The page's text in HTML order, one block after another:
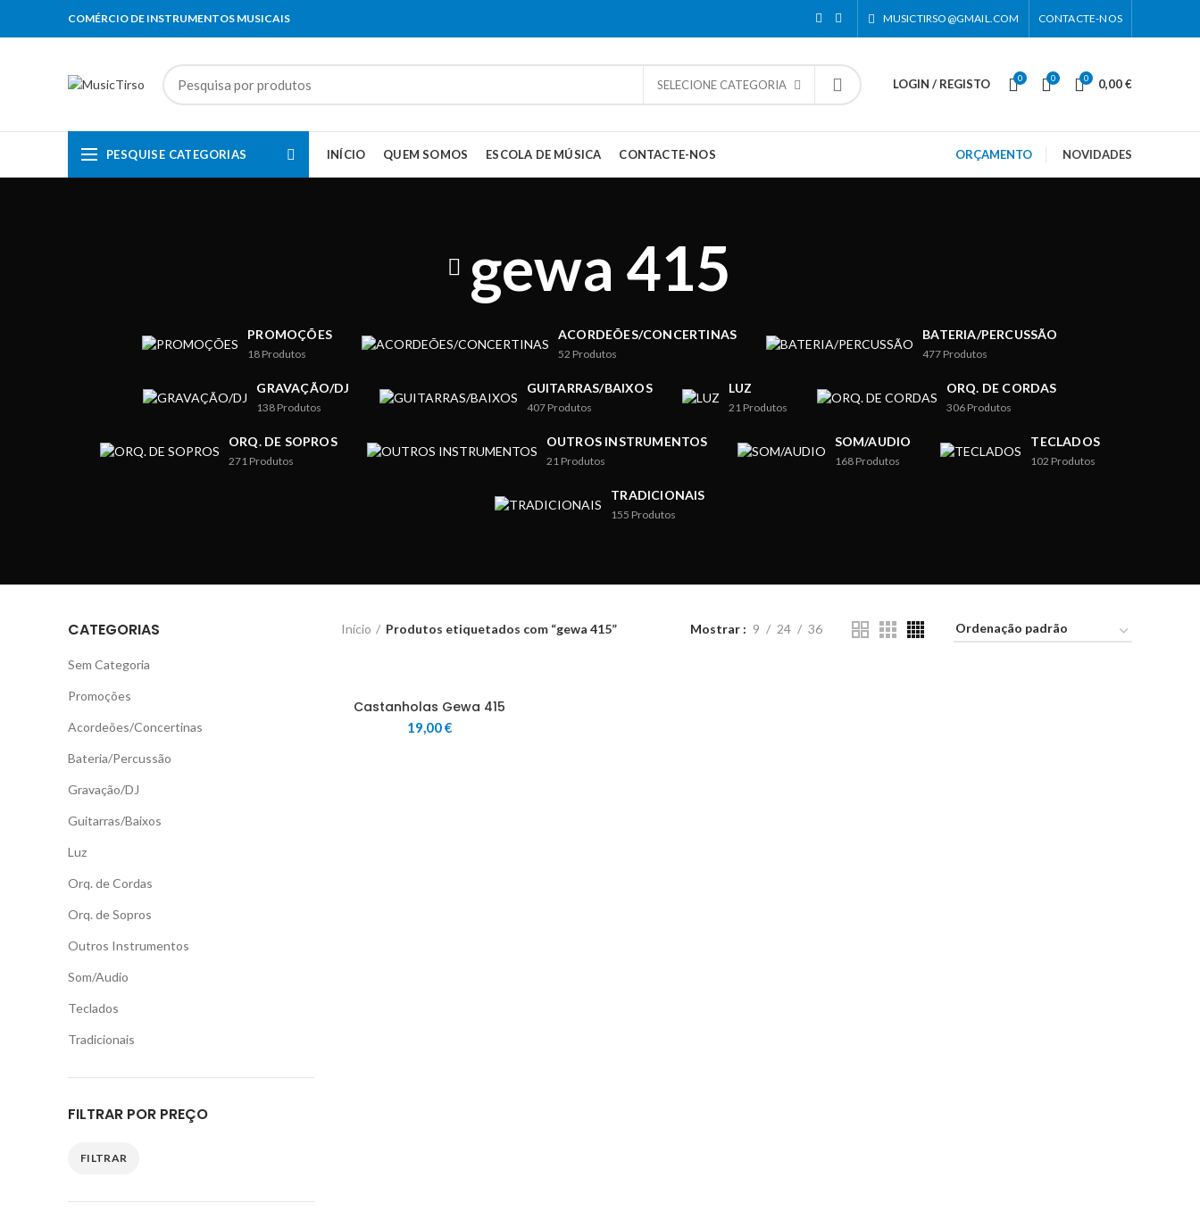
COMÉRCIO DE INSTRUMENTOS MUSICAIS MUSICTIRSO@GMAIL.COM CONTACTE-NOS
SELECIONE CATEGORIA LOGIN / REGISTO 0 0 0 0,00€
PESQUISE CATEGORIAS INÍCIO QUEM SOMOS ESCOLA DE MÚSICA CONTACTE-NOS ORÇAMENTO NOVIDADES
gewa 415
PROMOÇÕES
18 Produtos
ACORDEÕES/CONCERTINAS
52 Produtos
BATERIA/PERCUSSÃO
477 Produtos
GRAVAÇÃO/DJ
138 Produtos
GUITARRAS/BAIXOS
407 Produtos
LUZ
21 Produtos
ORQ. DE CORDAS
306 Produtos
ORQ. DE SOPROS
271 Produtos
OUTROS INSTRUMENTOS
21 Produtos
SOM/AUDIO
168 Produtos
TECLADOS
102 Produtos
TRADICIONAIS
155 Produtos
CATEGORIAS
Sem Categoria
Promoções
Acordeões/Concertinas
Bateria/Percussão
Gravação/DJ
Guitarras/Baixos
Luz
Orq. de Cordas
Orq. de Sopros
Outros Instrumentos
Som/Audio
Teclados
Tradicionais
FILTRAR POR PREÇO
FILTRAR
Início Produtos etiquetados com “gewa 415” Mostrar 9 24 36
Castanholas Gewa 415
19,00€